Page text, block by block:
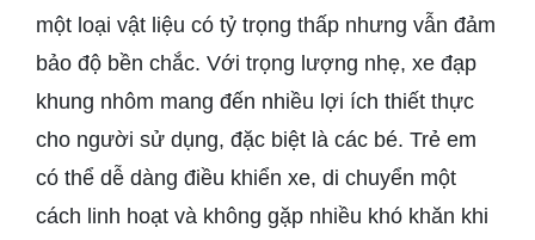
một loại vật liệu có tỷ trọng thấp nhưng vẫn đảm
bảo độ bền chắc. Với trọng lượng nhẹ, xe đạp
khung nhôm mang đến nhiều lợi ích thiết thực
cho người sử dụng, đặc biệt là các bé. Trẻ em
có thể dễ dàng điều khiển xe, di chuyển một
cách linh hoạt và không gặp nhiều khó khăn khi